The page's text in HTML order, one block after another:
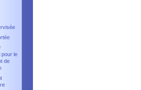
pour le
de